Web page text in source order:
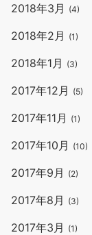
2018年3月 (4)
2018年2月 (1)
2018年1月 (3)
2017年12月 (5)
2017年11月 (1)
2017年10月 (10)
2017年9月 (2)
2017年8月 (3)
2017年3月 (1)